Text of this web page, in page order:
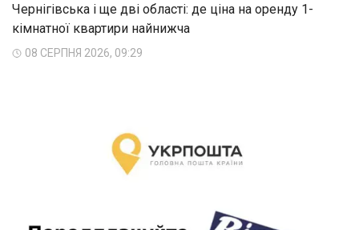
Чернігівська і ще дві області: де ціна на оренду 1-
кімнатної квартири найнижча
08 СЕРПНЯ 2026, 09:29